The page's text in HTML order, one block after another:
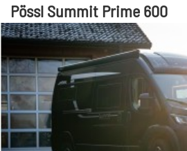
Pössl Summit Prime 600